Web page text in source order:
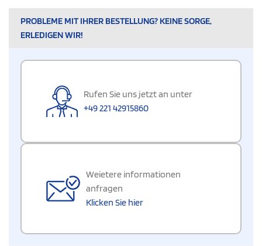
PROBLEME MIT IHRER BESTELLUNG? KEINE SORGE,
ERLEDIGEN WIR!
Rufen Sie uns jetzt an unter
+49 221 42915860
Weietere informationen
anfragen
Klicken Sie hier